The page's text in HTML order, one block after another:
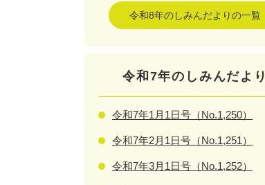
令和8年のしみんだよりの一覧
令和7年のしみんだより
令和7年1月1日号（No.1,250）
令和7年2月1日号（No.1,251）
令和7年3月1日号（No.1,252）